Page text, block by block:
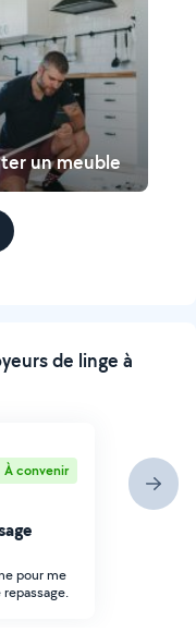
un meuble
de linge à
À convenir
pour me